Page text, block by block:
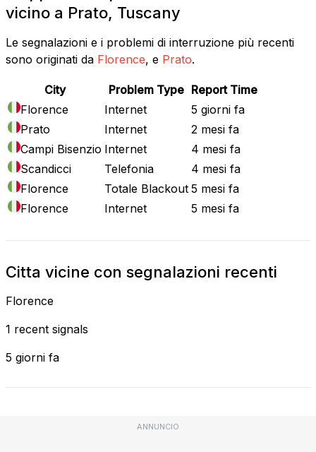
vicino a Prato, Tuscany
Le segnalazioni e i problemi di interruzione più recenti
sono originati da Florence, e Prato.
City Problem Type Report Time
Florence
Internet
5 giorni fa
Prato
Internet
2 mesi fa
Campi Bisenzio Internet
4 mesi fa
Scandicci
Telefonia
4 mesi fa
Florence
Totale Blackout 5 mesi fa
Florence
Internet 5 mesi fa
Citta vicine con segnalazioni recenti
Florence
1 recent signals
5 giorni fa
ANNUNCIO